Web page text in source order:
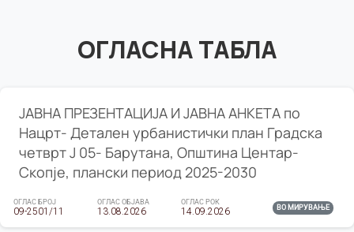
ОГЛАСНА ТАБЛА
ЈАВНА ПРЕЗЕНТАЦИЈА И ЈАВНА АНКЕТА по
Нацрт- Детален урбанистички план Градска
четврт Ј 05- Барутана, Општина Центар-
Скопје, плански период 2025-2030
ОГЛАС БРОЈ
09-2501/11
ОГЛАС ОБЈАВА
13.08.2026
ОГЛАС РОК
14.09.2026 ВО МИРУВАЊЕ